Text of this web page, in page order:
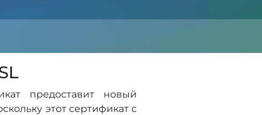
предоставит новый
этот сертификат с